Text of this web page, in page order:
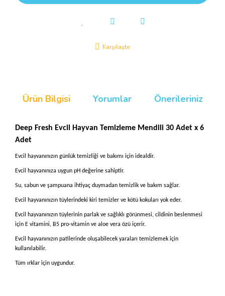
Karşılaştır
Ürün Bilgisi Yorumlar Önerileriniz
Deep Fresh Evcil Hayvan Temizleme Mendili 30 Adet x 6
Adet
Evcil hayvanınızın günlük temizliği ve bakımı için idealdir.
Evcil hayvanınıza uygun pH değerine sahiptir.
Su, sabun ve şampuana ihtiyaç duymadan temizlik ve bakım sağlar.
Evcil hayvanınızın tüylerindeki kiri temizler ve kötü kokuları yok eder.
Evcil hayvanınızın tüylerinin parlak ve sağlıklı görünmesi, cildinin beslenmesi
için E vitamini, B5 pro-vitamin ve aloe vera özü içerir.
Evcil hayvanınızın patilerinde oluşabilecek yaraları temizlemek için
kullanılabilir.
Tüm ırklar için uygundur.